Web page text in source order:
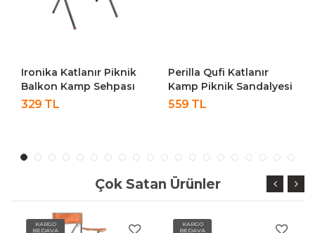
Ironika Katlanır Piknik
Balkon Kamp Sehpası
Masası
329 TL
Perilla Qufi Katlanır
Kamp Piknik Sandalyesi
Rejisör Koltuğu - Yeşil
559 TL
Çok Satan Ürünler
KARGO
BEDAVA
KARGO
BEDAVA